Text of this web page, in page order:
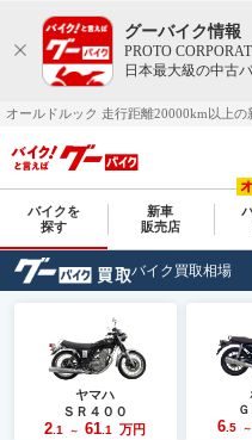
グーバイク情報
PROTO
日本最大級の中古
バイクを
探す
新車
販売店
バイク買取相場
ヤマハ
ＳＲ４００
2 .1 ～ 61 .1 万円 6.5 ～